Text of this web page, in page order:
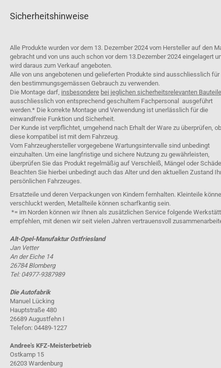
Sicherheitshinweise
Alle Produkte wurden vor dem 13. Dezember 2024 vom Hersteller auf den
gebracht und von uns auch schon vor dem 13.Dezember 2024 eingelagert
wird daraus zum Verkauf angeboten.
Alle von uns angebotenen und gelieferten Produkte sind ausschliesslich für
den bestimmungsgemässen Gebrauch zu verwenden.
Die Montage darf, insbesondere bei jeglichen sicherheitsrelevanten
ausschliesslich von entsprechend geschultem Fachpersonal ausgeführt
werden.* Die korrekte Montage und Verwendung ist unerlässlich für die
einwandfreie Funktion und Sicherheit.
Der Kunde ist verpflichtet, umgehend nach Erhalt der Ware zu überprüfen, ob
diese kompatibel ist mit dem Fahrzeug.
Vom Fahrzeughersteller vorgegebene Wartungsintervalle sind unbedingt
einzuhalten. Um eine langfristige und sichere Nutzung zu gewährleisten,
überprüfen Sie das Produkt regelmäßig auf Verschleiß, Mängel oder
Beachten Sie hierbei unbedingt auch das Alter und den aktuellen Zustand
persönlichen Fahrzeuges.
Ersatzteile und deren Verpackungen von Kindern fernhalten. Kleinteile
verschluckt werden, Metallteile können scharfkantig sein.
*= im Norden können wir Ihnen als zusätzlichen Service folgende
empfehlen, mit denen wir seit vielen Jahren vertrauensvoll
Alt-Opel-Manufaktur Ostfriesland
Jan Vetter
An der Eiche 14
26784 Blomberg
Tel: 04977-9387989
Die Autofabrik
Manuel Lücking
Hauptstraße 480
26689 Augustfehn I
Telefon: 04489-1227
Andree's KFZ-Meisterbetrieb
Ostkamp 15
26203 Wardenburg